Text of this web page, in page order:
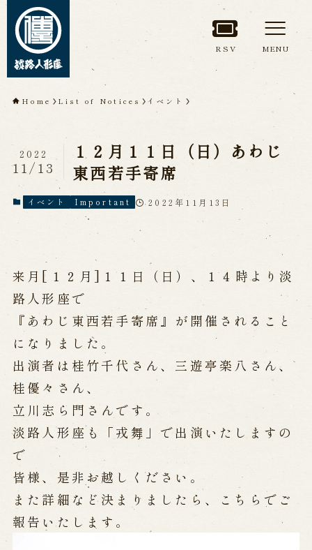
TOP
About Awaji
Ningyoza(Awaji Puppet
Theater)
About ’Awaji Ningyoza'
Members
Living National Treasure, the late
Master Tsuruzawa Tomoji
Origin of the Awaji Ningyoza
People trained at the Awaji
Ningyoza
Performances info
Performance Calendar
Current Performances
Upcoming Performances
Touring show
Touring show
School Visit
海外旅行客向け特別公演「くにうみ」
RSV MENU
Home List of Notices イベント
１２月１１日（日）あわじ
東西若手寄席
2022
11/13
イベント Important 2022年11月13日
来月[１２月]１１日（日）、１４時より淡
路人形座で
『あわじ東西若手寄席』が開催されること
になりました。
出演者は桂竹千代さん、三遊亭楽八さん、
桂優々さん、
立川志ら門さんです。
淡路人形座も「戎舞」で出演いたしますの
で
皆様、是非お越しください。
また詳細など決まりましたら、こちらでご
報告いたします。